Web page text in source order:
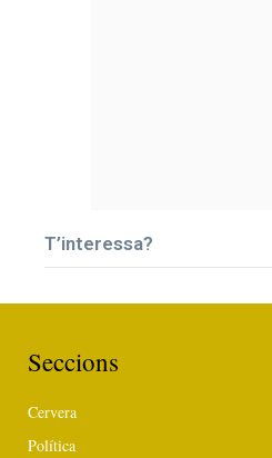
T’interessa?
Seccions
Cervera
Política